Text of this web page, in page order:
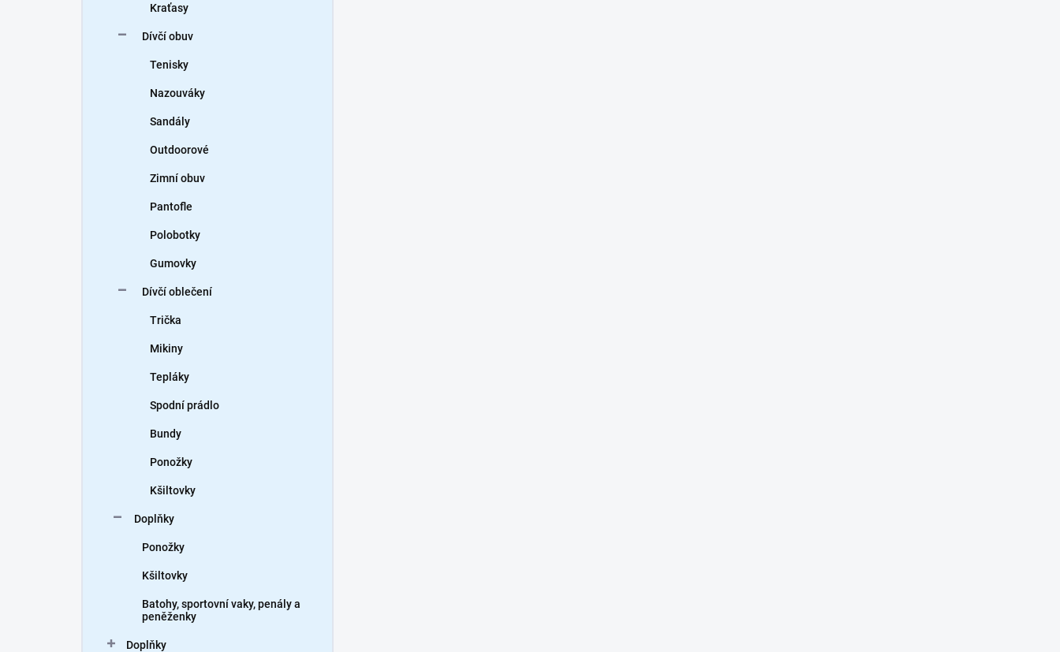
Kraťasy
Dívčí obuv
Tenisky
Nazouváky
Sandály
Outdoorové
Zimní obuv
Pantofle
Polobotky
Gumovky
Dívčí oblečení
Trička
Mikiny
Tepláky
Spodní prádlo
Bundy
Ponožky
Kšiltovky
Doplňky
Ponožky
Kšiltovky
Batohy, sportovní vaky, penály a
peněženky
Doplňky